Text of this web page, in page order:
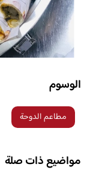
الوسوم
مطاعم الدوحة
مواضيع ذات صلة